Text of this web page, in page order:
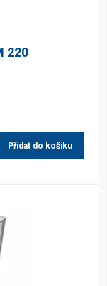
220
Přidat do košíku